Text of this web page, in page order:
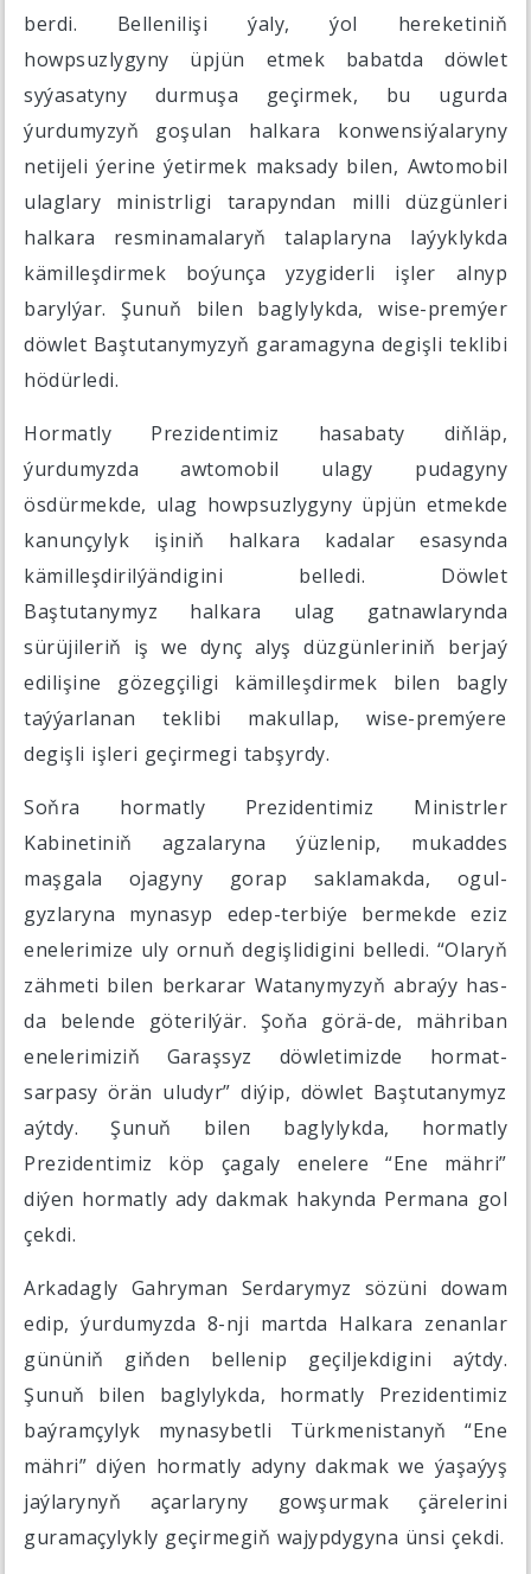
berdi. Bellenilişi ýaly, ýol hereketiniň
howpsuzlygyny üpjün etmek babatda döwlet
syýasatyny durmuşa geçirmek, bu ugurda
ýurdumyzyň goşulan halkara konwensiýalaryny
netijeli ýerine ýetirmek maksady bilen, Awtomobil
ulaglary ministrligi tarapyndan milli düzgünleri
halkara resminamalaryň talaplaryna laýyklykda
kämilleşdirmek boýunça yzygiderli işler alnyp
barylýar. Şunuň bilen baglylykda, wise-premýer
döwlet Baştutanymyzyň garamagyna degişli teklibi
hödürledi.
Hormatly Prezidentimiz hasabaty diňläp,
ýurdumyzda awtomobil ulagy pudagyny
ösdürmekde, ulag howpsuzlygyny üpjün etmekde
kanunçylyk işiniň halkara kadalar esasynda
kämilleşdirilýändigini belledi. Döwlet
Baştutanymyz halkara ulag gatnawlarynda
sürüjileriň iş we dynç alyş düzgünleriniň berjaý
edilişine gözegçiligi kämilleşdirmek bilen bagly
taýýarlanan teklibi makullap, wise-premýere
degişli işleri geçirmegi tabşyrdy.
Soňra hormatly Prezidentimiz Ministrler
Kabinetiniň agzalaryna ýüzlenip, mukaddes
maşgala ojagyny gorap saklamakda, ogul-
gyzlaryna mynasyp edep-terbiýe bermekde eziz
enelerimize uly ornuň degişlidigini belledi. “Olaryň
zähmeti bilen berkarar Watanymyzyň abraýy has-
da belende göterilýär. Şoňa görä-de, mähriban
enelerimiziň Garaşsyz döwletimizde hormat-
sarpasy örän uludyr” diýip, döwlet Baştutanymyz
aýtdy. Şunuň bilen baglylykda, hormatly
Prezidentimiz köp çagaly enelere “Ene mähri”
diýen hormatly ady dakmak hakynda Permana gol
çekdi.
Arkadagly Gahryman Serdarymyz sözüni dowam
edip, ýurdumyzda 8-nji martda Halkara zenanlar
gününiň giňden bellenip geçiljekdigini aýtdy.
Şunuň bilen baglylykda, hormatly Prezidentimiz
baýramçylyk mynasybetli Türkmenistanyň “Ene
mähri” diýen hormatly adyny dakmak we ýaşaýyş
jaýlarynyň açarlaryny gowşurmak çärelerini
guramaçylykly geçirmegiň wajypdygyna ünsi çekdi.